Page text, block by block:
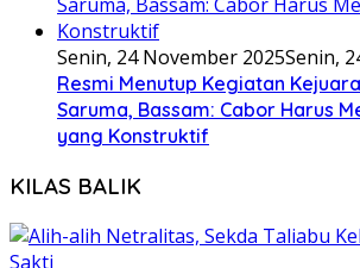
Senin, 24 November 2025Senin,
Resmi Menutup Kegiatan
Saruma, Bassam: Cabor Harus
yang Konstruktif
KILAS BALIK